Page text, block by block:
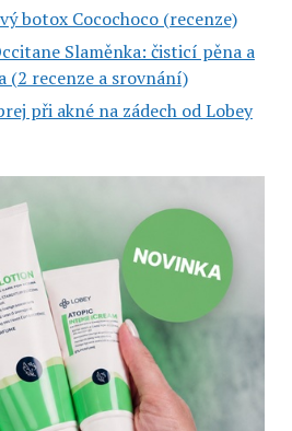
botox Cocochoco (recenze)
Slaměnka: čisticí pěna a
recenze a srovnání)
při akné na zádech od Lobey